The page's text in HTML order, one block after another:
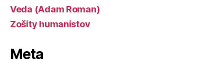
Veda (Adam Roman)
Zošity humanistov
Meta